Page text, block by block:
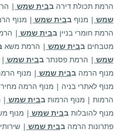
הרמת תכולת דירה בבית שמש |
שמש | מנוף בבית שמש | מנוף
הרמת חומרי בניין בבית שמש |
מטבחים בבית שמש | הרמת משא
שמש | הרמת פסנתר בבית שמש |
מנוף הרמה בבית שמש | מנוף
מנוף לאתרי בניה | מנוף הרמה
הרמות | מנוף הרמות בבית שמש |
מנוף להובלות בבית שמש | מנוף
פתרונות הרמה בבית שמש |